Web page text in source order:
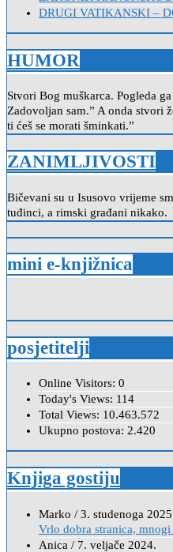
DRUGI VATIKANSKI –
HUMOR
Stvori Bog muškarca. Pogleda
Zadovoljan sam.” A onda stvori
ti ćeš se morati šminkati.”
ZANIMLJIVOSTI
Bičevani su u Isusovo vrijeme
tuđinci, a rimski građani nikako.
mini e-knjižnica
posjetitelji
Online Visitors: 0
Today's Views: 114
Total Views: 10.463.572
Ukupno postova: 2.420
Knjiga gostiju
Marko / 3. studenoga
Vrlo dobra stranica,
Anica / 7. veljače 2024.